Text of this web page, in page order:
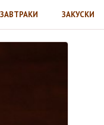
ЗАВТРАКИ ЗАКУСКИ